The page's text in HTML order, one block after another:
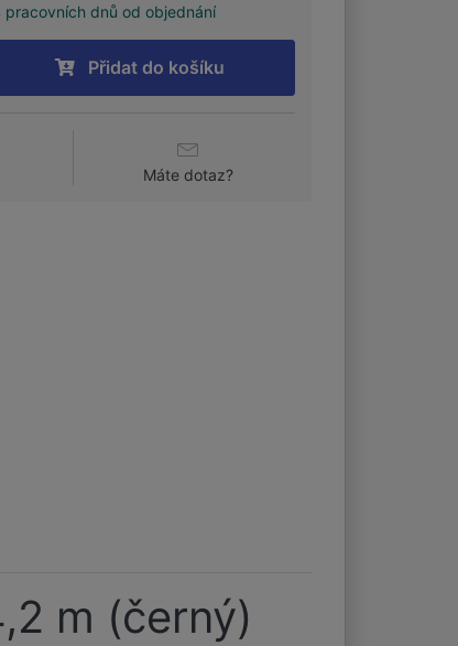
pracovních dnů od objednání
Přidat do košíku
Máte dotaz?
m (černý)